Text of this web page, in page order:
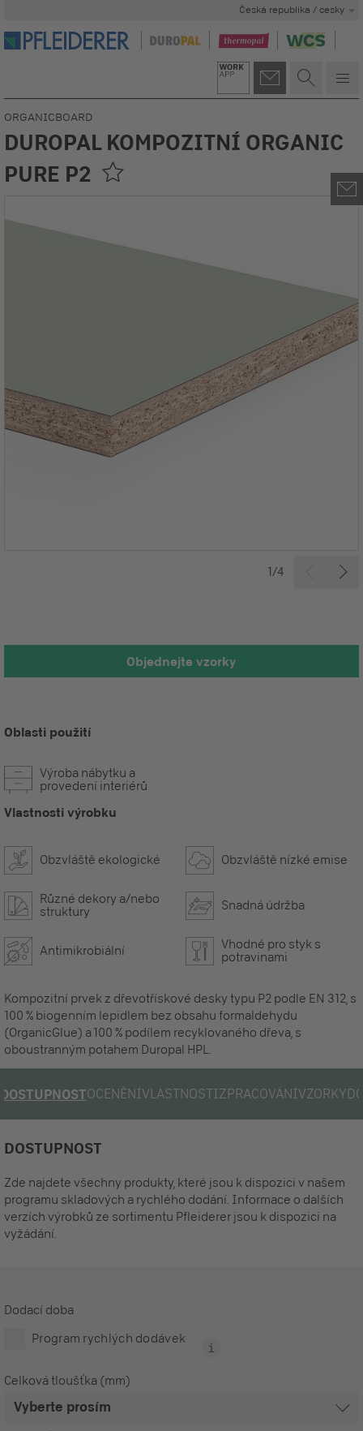
Česká republika / cesky
1/4
ORGANICBOARD
DUROPAL KOMPOZITNÍ ORGANIC
PURE P2
Objednejte vzorky
Oblasti použití
Výroba nábytku a
provedení interiérů
Vlastnosti výrobku
Obzvláště ekologické Obzvláště nízké emise
Různé dekory a/nebo
struktury
Snadná údržba
Antimikrobiální
Vhodné pro styk s
potravinami
Kompozitní prvek z dřevotřískové desky typu P2 podle EN 312, s
100 % biogenním lepidlem bez obsahu formaldehydu
(OrganicGlue) a 100 % podílem recyklovaného dřeva, s
oboustranným potahem Duropal HPL.
DOSTUPNOSTOCENĚNÍVLASTNOSTIZPRACOVÁNÍVZORKY
DOSTUPNOST
Zde najdete všechny produkty, které jsou k dispozici v našem
programu skladových a rychlého dodání. Informace o dalších
verzích výrobků ze sortimentu Pfleiderer jsou k dispozici na
vyžádání.
Dodací doba
Program rychlých dodávek
Celková tloušťka (mm)